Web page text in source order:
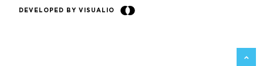
DEVELOPED BY VISUALIO
ZPĚT